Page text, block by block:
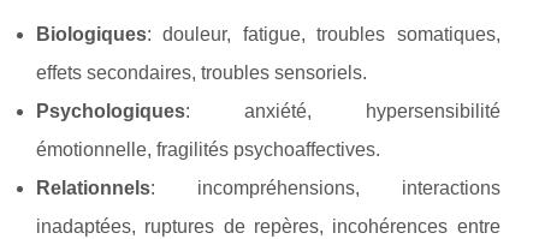
Biologiques: douleur, fatigue, troubles somatiques,
effets secondaires, troubles sensoriels.
Psychologiques: anxiété, hypersensibilité
émotionnelle, fragilités psychoaffectives.
Relationnels: incompréhensions, interactions
inadaptées, ruptures de repères, incohérences entre